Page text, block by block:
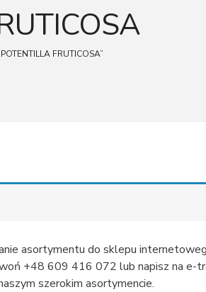
FRUTICOSA”
asortymentu do sklepu
+48 609 416 072 lub napisz na e-
szerokim asortymencie.